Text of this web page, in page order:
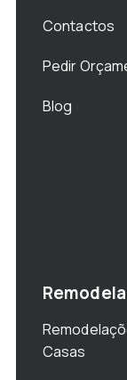
Contactos
Pedir
Blog
Casas